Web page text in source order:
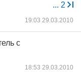
... 2
19:03 29.03.2010
с
18:53 29.03.2010